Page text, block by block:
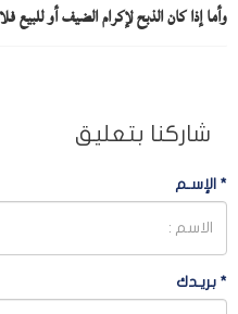
وأما إذا كان الذبح لإكرام الضيف أو للبيع
شاركنا بتعليق
* الإسـم
* بريـدك